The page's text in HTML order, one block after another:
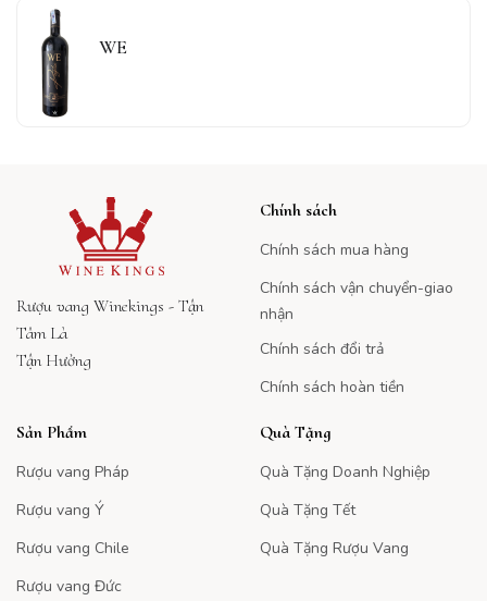
WE
Rượu vang Winekings - Tận
Tâm Là
Tận Hưởng
Chính sách
Chính sách mua hàng
Chính sách vận chuyển-giao
nhận
Chính sách đổi trả
Chính sách hoàn tiền
Sản Phẩm
Rượu vang Pháp
Rượu vang Ý
Rượu vang Chile
Rượu vang Đức
Quà Tặng
Quà Tặng Doanh Nghiệp
Quà Tặng Tết
Quà Tặng Rượu Vang